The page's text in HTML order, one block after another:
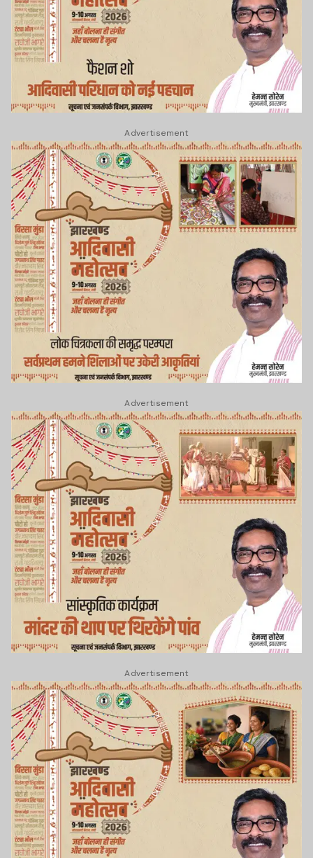
Advertisement
Advertisement
Advertisement